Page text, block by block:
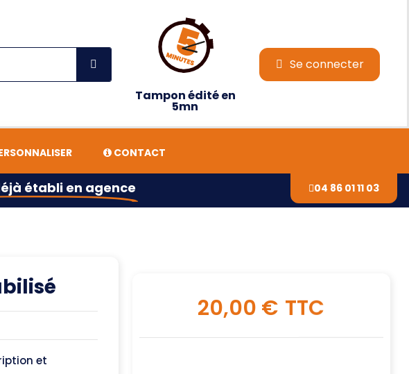
Tampon édité en
5mn
Se connecter
CONTACT
établi en agence 04 86 01 11 03
et
20,00 € TTC